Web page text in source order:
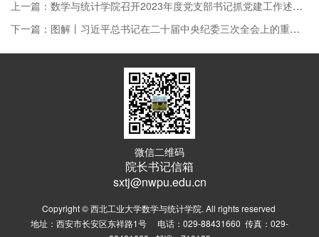
上一篇：数学与统计学院召开2023年度党支部书记抓党建工作述职评议考核大会
下一篇：图解丨习近平总书记在二十届中央纪委三次全会上的重要讲话
微信二维码
院长书记信箱
sxtj@nwpu.edu.cn
Copyright © 西北工业大学数学与统计学院. All rights reserved
地址：西安市长安区东祥路1号 电话：029-88431660 传真：029-